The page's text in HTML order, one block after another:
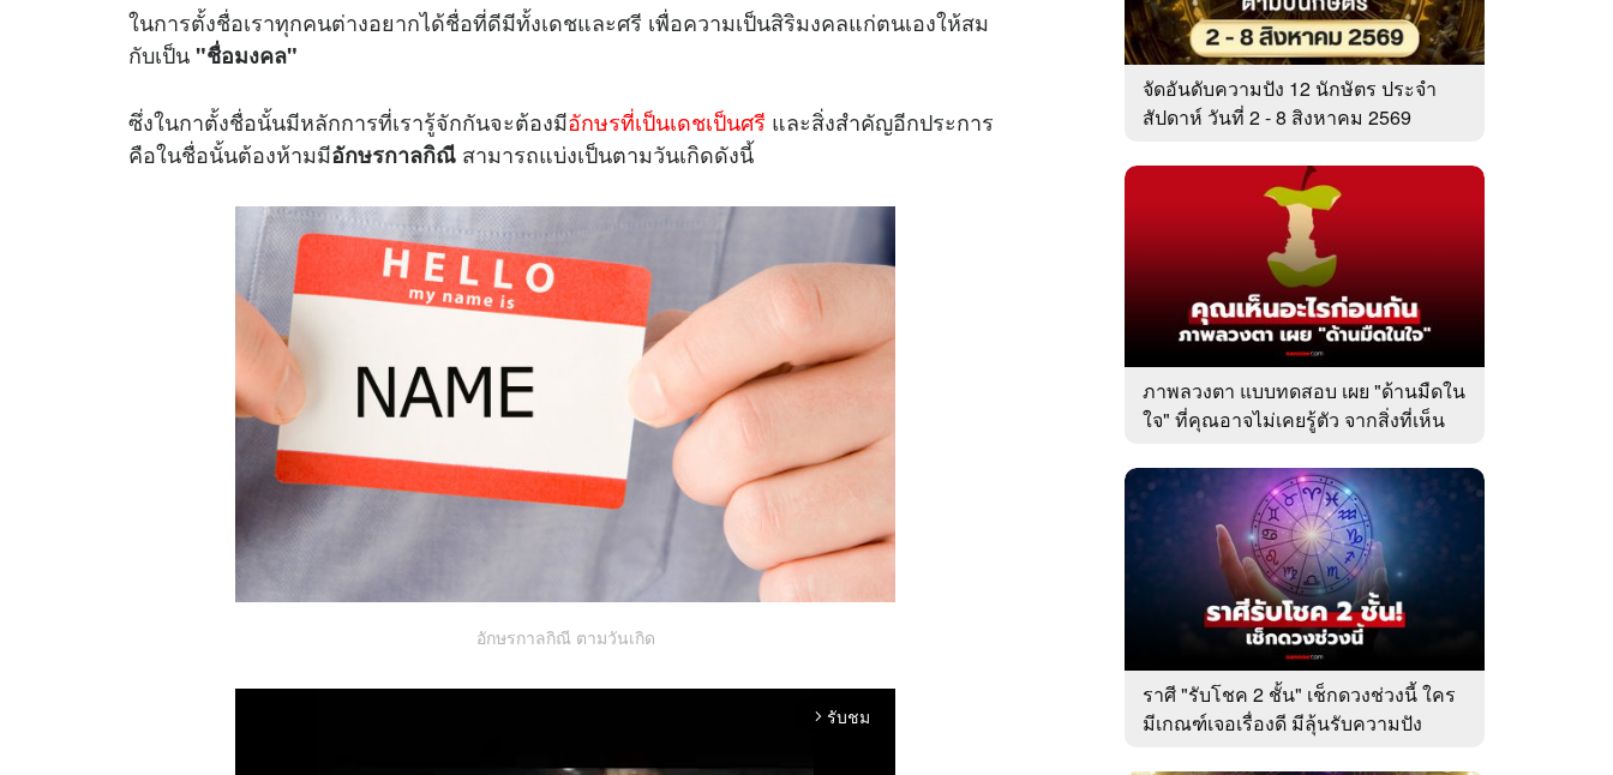
ในการตั้งชื่อเราทุกคนต่างอยากได้ชื่อที่ดีมีทั้งเดชและศรี เพื่อความเป็นสิริมงคลแก่ตนเองให้สม
กับเป็น "ชื่อมงคล"
ซึ่งในกาตั้งชื่อนั้นมีหลักการที่เรารู้จักกันจะต้องมีอักษรที่เป็นเดชเป็นศรี และสิ่งสำคัญอีกประการ
คือในชื่อนั้นต้องห้ามมีอักษรกาลกิณี สามารถแบ่งเป็นตามวันเกิดดังนี้
อักษรกาลกิณี ตามวันเกิด
arrow_forward_ios รับชม
จัดอันดับความปัง 12 นักษัตร ประจำ
สัปดาห์ วันที่ 2 - 8 สิงหาคม 2569
ภาพลวงตา แบบทดสอบ เผย "ด้านมืดใน
ใจ" ที่คุณอาจไม่เคยรู้ตัว จากสิ่งที่เห็น
ราศี "รับโชค 2 ชั้น" เช็กดวงช่วงนี้ ใคร
มีเกณฑ์เจอเรื่องดี มีลุ้นรับความปัง